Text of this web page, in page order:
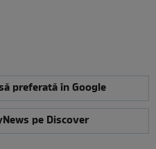
preferată în Google
pe Discover